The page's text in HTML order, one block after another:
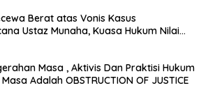
Berat atas Vonis Kasus
Ustaz Munaha, Kuasa Hukum Nilai
Masa , Aktivis Dan Praktisi Hukum
Adalah OBSTRUCTION OF JUSTICE